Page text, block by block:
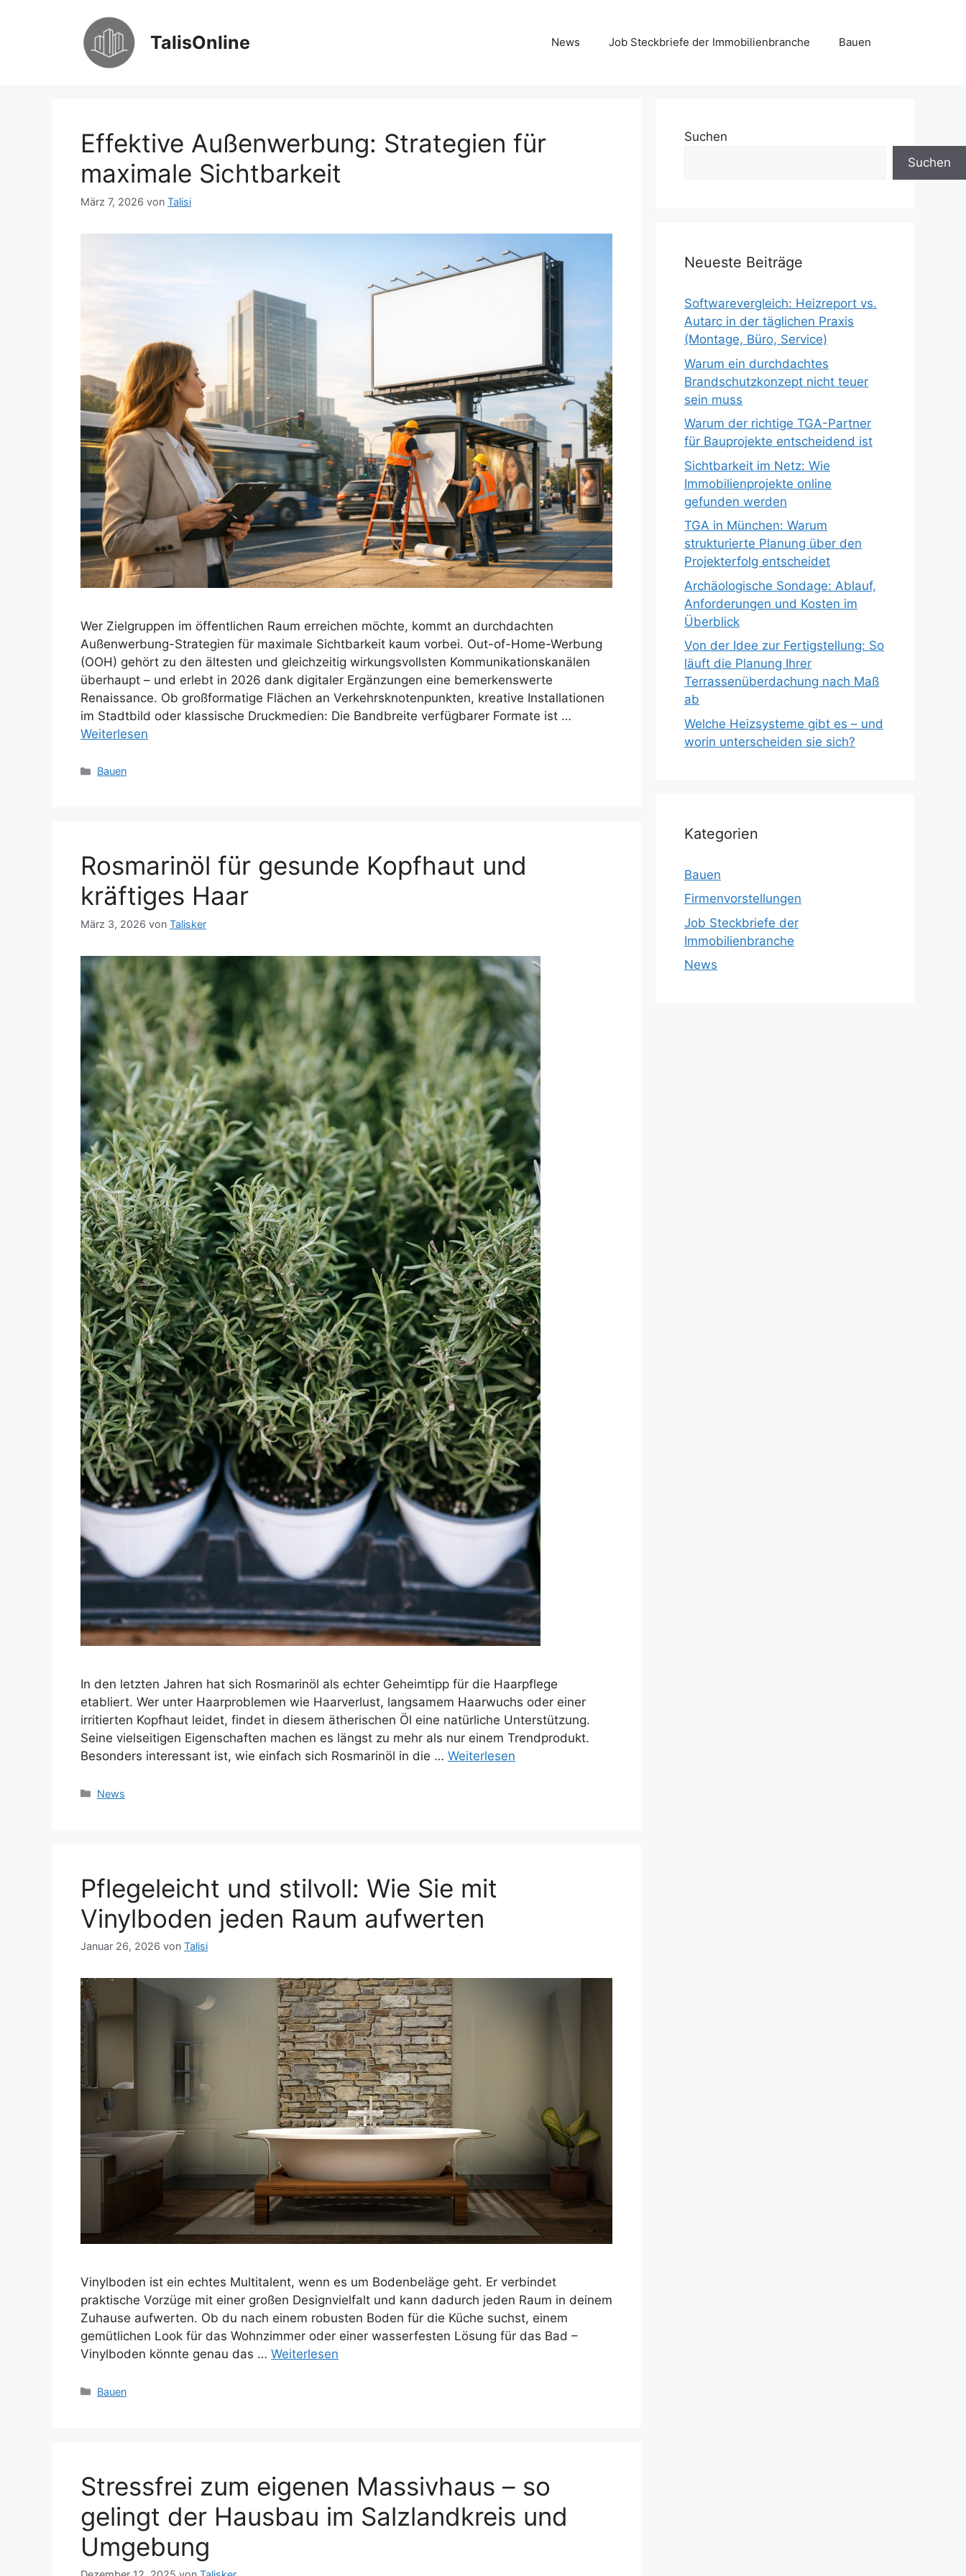
TalisOnline News Job Steckbriefe der Immobilienbranche Bauen
Effektive Außenwerbung: Strategien für
maximale Sichtbarkeit
März 7, 2026 von Talisi
Wer Zielgruppen im öffentlichen Raum erreichen möchte, kommt an durchdachten
Außenwerbung-Strategien für maximale Sichtbarkeit kaum vorbei. Out-of-Home-Werbung
(OOH) gehört zu den ältesten und gleichzeitig wirkungsvollsten Kommunikationskanälen
überhaupt – und erlebt in 2026 dank digitaler Ergänzungen eine bemerkenswerte
Renaissance. Ob großformatige Flächen an Verkehrsknotenpunkten, kreative Installationen
im Stadtbild oder klassische Druckmedien: Die Bandbreite verfügbarer Formate ist …
Weiterlesen
Kategorien
Bauen
Rosmarinöl für gesunde Kopfhaut und
kräftiges Haar
März 3, 2026 von Talisker
In den letzten Jahren hat sich Rosmarinöl als echter Geheimtipp für die Haarpflege
etabliert. Wer unter Haarproblemen wie Haarverlust, langsamem Haarwuchs oder einer
irritierten Kopfhaut leidet, findet in diesem ätherischen Öl eine natürliche Unterstützung.
Seine vielseitigen Eigenschaften machen es längst zu mehr als nur einem Trendprodukt.
Besonders interessant ist, wie einfach sich Rosmarinöl in die … Weiterlesen
Kategorien
News
Pflegeleicht und stilvoll: Wie Sie mit
Vinylboden jeden Raum aufwerten
Januar 26, 2026 von Talisi
Vinylboden ist ein echtes Multitalent, wenn es um Bodenbeläge geht. Er verbindet
praktische Vorzüge mit einer großen Designvielfalt und kann dadurch jeden Raum in deinem
Zuhause aufwerten. Ob du nach einem robusten Boden für die Küche suchst, einem
gemütlichen Look für das Wohnzimmer oder einer wasserfesten Lösung für das Bad –
Vinylboden könnte genau das … Weiterlesen
Kategorien
Bauen
Stressfrei zum eigenen Massivhaus – so
gelingt der Hausbau im Salzlandkreis und
Umgebung
Suchen
Suchen
Neueste Beiträge
Softwarevergleich: Heizreport vs.
Autarc in der täglichen Praxis
(Montage, Büro, Service)
Warum ein durchdachtes
Brandschutzkonzept nicht teuer
sein muss
Warum der richtige TGA-Partner
für Bauprojekte entscheidend ist
Sichtbarkeit im Netz: Wie
Immobilienprojekte online
gefunden werden
TGA in München: Warum
strukturierte Planung über den
Projekterfolg entscheidet
Archäologische Sondage: Ablauf,
Anforderungen und Kosten im
Überblick
Von der Idee zur Fertigstellung: So
läuft die Planung Ihrer
Terrassenüberdachung nach Maß
ab
Welche Heizsysteme gibt es – und
worin unterscheiden sie sich?
Kategorien
Bauen
Firmenvorstellungen
Job Steckbriefe der
Immobilienbranche
News